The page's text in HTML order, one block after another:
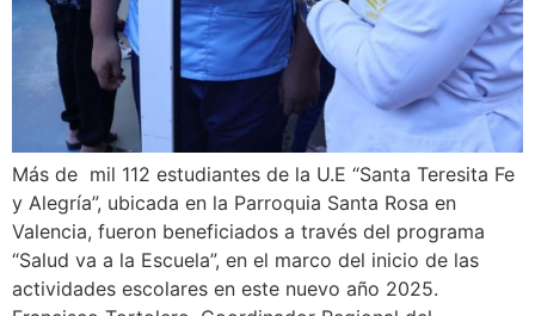
Más de mil 112 estudiantes de la U.E “Santa Teresita Fe
y Alegría”, ubicada en la Parroquia Santa Rosa en
Valencia, fueron beneficiados a través del programa
“Salud va a la Escuela”, en el marco del inicio de las
actividades escolares en este nuevo año 2025.